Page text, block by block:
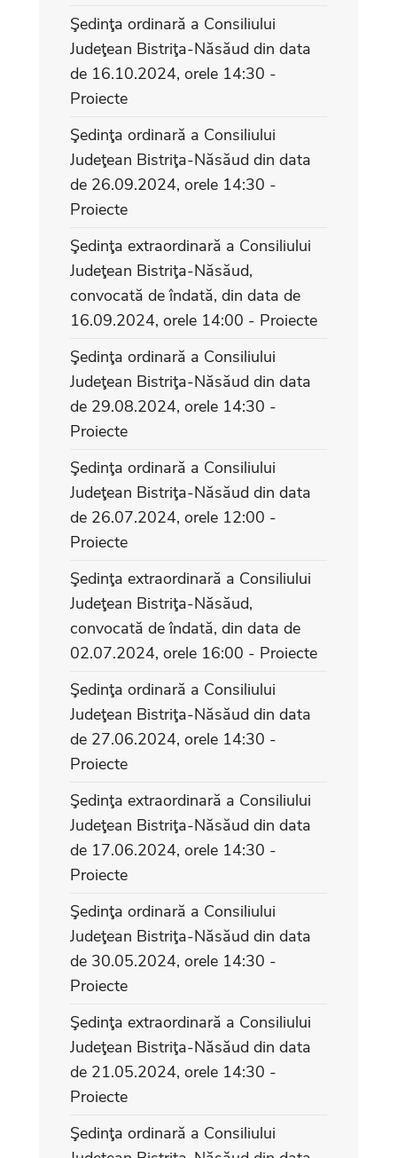
Şedinţa ordinară a Consiliului
Judeţean Bistriţa-Năsăud din data
de 16.10.2024, orele 14:30 -
Proiecte
Şedinţa ordinară a Consiliului
Judeţean Bistriţa-Năsăud din data
de 26.09.2024, orele 14:30 -
Proiecte
Şedinţa extraordinară a Consiliului
Judeţean Bistriţa-Năsăud,
convocată de îndată, din data de
16.09.2024, orele 14:00 - Proiecte
Şedinţa ordinară a Consiliului
Judeţean Bistriţa-Năsăud din data
de 29.08.2024, orele 14:30 -
Proiecte
Şedinţa ordinară a Consiliului
Judeţean Bistriţa-Năsăud din data
de 26.07.2024, orele 12:00 -
Proiecte
Şedinţa extraordinară a Consiliului
Judeţean Bistriţa-Năsăud,
convocată de îndată, din data de
02.07.2024, orele 16:00 - Proiecte
Şedinţa ordinară a Consiliului
Judeţean Bistriţa-Năsăud din data
de 27.06.2024, orele 14:30 -
Proiecte
Şedinţa extraordinară a Consiliului
Judeţean Bistriţa-Năsăud din data
de 17.06.2024, orele 14:30 -
Proiecte
Şedinţa ordinară a Consiliului
Judeţean Bistriţa-Năsăud din data
de 30.05.2024, orele 14:30 -
Proiecte
Şedinţa extraordinară a Consiliului
Judeţean Bistriţa-Năsăud din data
de 21.05.2024, orele 14:30 -
Proiecte
Şedinţa ordinară a Consiliului